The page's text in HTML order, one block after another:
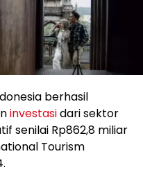
berhasil
investasidari sektor
senilai Rp862,8 miliar
Tourism